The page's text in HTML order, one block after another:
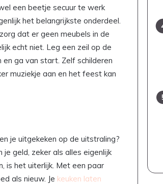
een beetje secuur te werk
het belangrijkste onderdeel.
dat er geen meubels in de
echt niet. Leg een zeil op de
ga van start. Zelf schilderen
muziekje aan en het feest kan
je uitgekeken op de uitstraling?
je geld, zeker als alles eigenlijk
is het uiterlijk. Met een paar
als nieuw. Je keuken laten